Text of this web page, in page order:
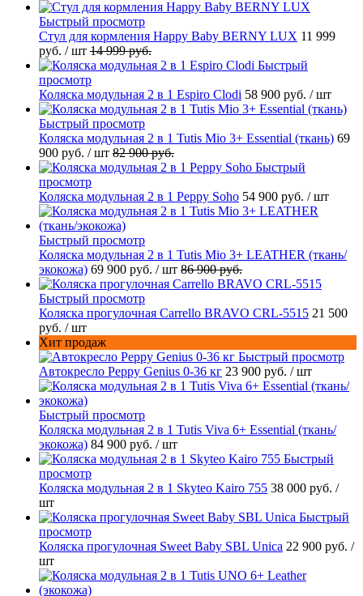
Быстрый просмотр
Стул для кормления Happy Baby BERNY LUX 11 999
руб. / шт 14 999 руб.
Быстрый
просмотр
Коляска модульная 2 в 1 Espiro Clodi 58 900 руб. / шт
Быстрый просмотр
Коляска модульная 2 в 1 Tutis Mio 3+ Essential (ткань) 69
900 руб. / шт 82 900 руб.
Быстрый
просмотр
Коляска модульная 2 в 1 Peppy Soho 54 900 руб. / шт
Быстрый просмотр
Коляска модульная 2 в 1 Tutis Mio 3+ LEATHER (ткань/
экокожа) 69 900 руб. / шт 86 900 руб.
Быстрый просмотр
Коляска прогулочная Carrello BRAVO CRL-5515 21 500
руб. / шт
Хит продаж
Быстрый просмотр
Автокресло Peppy Genius 0-36 кг 23 900 руб. / шт
Быстрый просмотр
Коляска модульная 2 в 1 Tutis Viva 6+ Essential (ткань/
экокожа) 84 900 руб. / шт
Быстрый
просмотр
Коляска модульная 2 в 1 Skyteo Kairo 755 38 000 руб. /
шт
Быстрый
просмотр
Коляска прогулочная Sweet Baby SBL Unica 22 900 руб. /
шт